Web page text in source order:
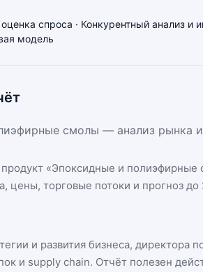
спроса · Конкурентный анализ и
модель
смолы — анализ рынка
«Эпоксидные и полиэфирные
цены, торговые потоки и прогноз до
и развития бизнеса,
и supply chain. Отчёт полезен